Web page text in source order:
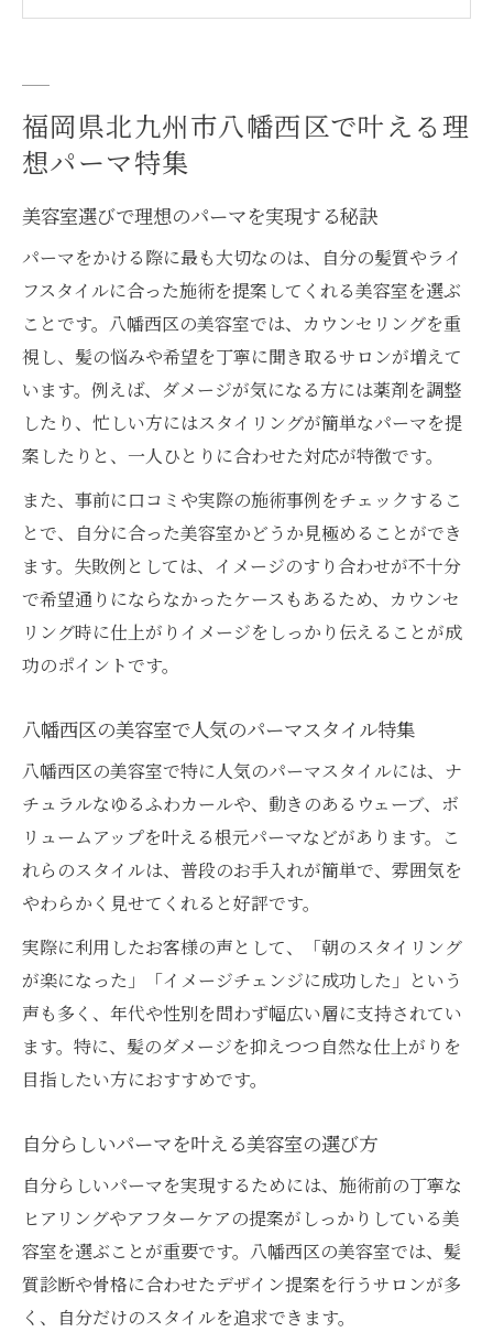
とは
美容室の技術で叶う自然なパーマの魅力
パーマが似合う美容室を探すなら八幡西区
美容室で自分に合うパーマを見つける方法
八幡西区でおすすめの美容室パーマ事情
パーマが得意な美容室の見極めポイント
美容室スタッフの技術力とパーマの関係性
美容室選びで失敗しないパーマ体験のコツ
ナチュラル派に人気のパーマ施術とは
美容室で叶うナチュラルパーマの特徴
美容室パーマで実現する柔らかな印象作り
ナチュラルパーマが人気の美容室選び方
美容室でのパーマ施術体験談を紹介
話題の美容室選び、八幡西区で失敗しないコツ
美容室選びでパーマの仕上がりが変わる理
八幡西区で評判の良い美容室の選び方
美容室の雰囲気とパーマの関係を解説
パーマが得意な美容室を見極めるポイント
失敗しないための美容室パーマ体験談
トレンド感あふれるパーマを八幡西区で体験
美容室の最新パーマ技術を徹底解説
トレンドパーマが得意な美容室の選び方
美容室で体験する新感覚パーマの魅力
美容室選びでパーマの満足度を高めるコツ
八幡西区で理想の美容室を見つける方法
パーマの仕上がりが良い美容室の特徴とは
口コミで人気の美容室選びのポイント
美容室で納得できるパーマ体験の秘訣
福岡県北九州市八幡西区で叶える理
想パーマ特集
美容室選びで理想のパーマを実現する秘訣
パーマをかける際に最も大切なのは、自分の髪質やライ
フスタイルに合った施術を提案してくれる美容室を選ぶ
ことです。八幡西区の美容室では、カウンセリングを重
視し、髪の悩みや希望を丁寧に聞き取るサロンが増えて
います。例えば、ダメージが気になる方には薬剤を調整
したり、忙しい方にはスタイリングが簡単なパーマを提
案したりと、一人ひとりに合わせた対応が特徴です。
また、事前に口コミや実際の施術事例をチェックするこ
とで、自分に合った美容室かどうか見極めることができ
ます。失敗例としては、イメージのすり合わせが不十分
で希望通りにならなかったケースもあるため、カウンセ
リング時に仕上がりイメージをしっかり伝えることが成
功のポイントです。
八幡西区の美容室で人気のパーマスタイル特集
八幡西区の美容室で特に人気のパーマスタイルには、ナ
チュラルなゆるふわカールや、動きのあるウェーブ、ボ
リュームアップを叶える根元パーマなどがあります。こ
れらのスタイルは、普段のお手入れが簡単で、雰囲気を
やわらかく見せてくれると好評です。
実際に利用したお客様の声として、「朝のスタイリング
が楽になった」「イメージチェンジに成功した」という
声も多く、年代や性別を問わず幅広い層に支持されてい
ます。特に、髪のダメージを抑えつつ自然な仕上がりを
目指したい方におすすめです。
自分らしいパーマを叶える美容室の選び方
自分らしいパーマを実現するためには、施術前の丁寧な
ヒアリングやアフターケアの提案がしっかりしている美
容室を選ぶことが重要です。八幡西区の美容室では、髪
質診断や骨格に合わせたデザイン提案を行うサロンが多
く、自分だけのスタイルを追求できます。